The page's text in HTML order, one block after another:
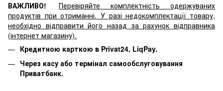
ВАЖЛИВО!
Перевіряйте комплектність одержуваних
продуктів при отриманні. У разі недокомплектації товару,
необхідно відправити його назад за рахунок відправника
(інтернет магазину).
Кредитною карткою в Privat24, LiqPay.
Через касу або термінал самообслуговування
Приватбанк.